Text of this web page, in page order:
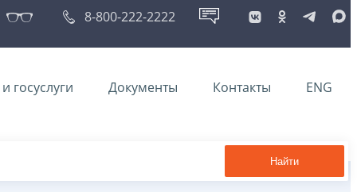
8-800-222-2222
госуслуги Документы Контакты ENG
Найти